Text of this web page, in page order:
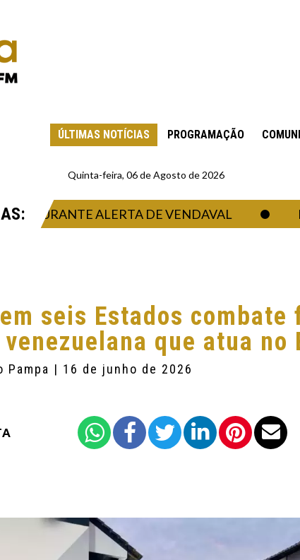
ÚLTIMAS NOTÍCIAS PROGRAMAÇÃO
Quinta-feira, 06 de Agosto de 2026
ALERTA DE VENDAVAL
seis Estados combate
que atua no
Pampa | 16 de junho de 2026